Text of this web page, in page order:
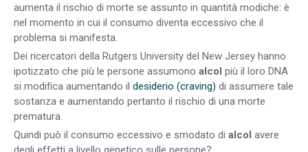
aumenta il rischio di morte se assunto in quantità modiche: è
nel momento in cui il consumo diventa eccessivo che il
problema si manifesta.
Dei ricercatori della Rutgers University del New Jersey hanno
ipotizzato che più le persone assumono alcol più il loro DNA
si modifica aumentando il desiderio (craving) di assumere tale
sostanza e aumentando pertanto il rischio di una morte
prematura.
Quindi può il consumo eccessivo e smodato di alcol avere